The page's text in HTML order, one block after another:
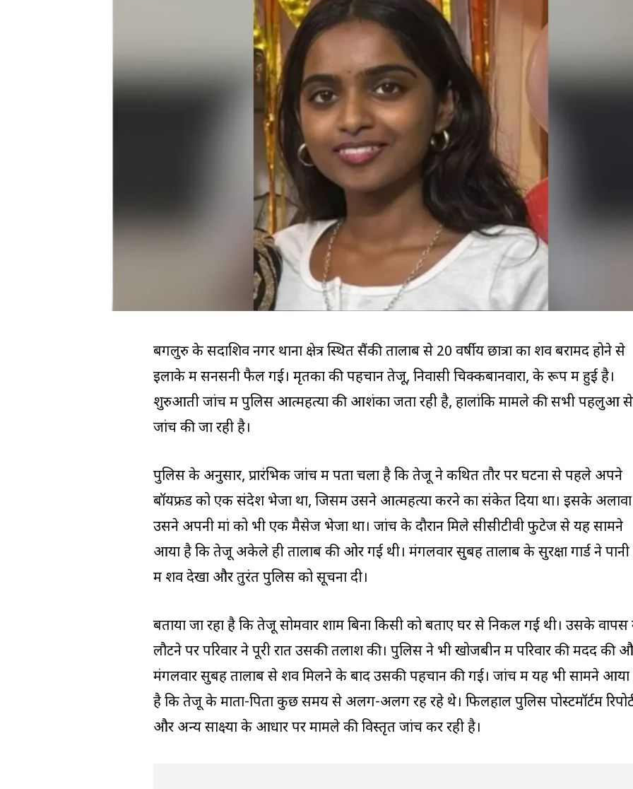
बेंगलुरु के सदाशिव नगर थाना क्षेत्र स्थित सैंकी तालाब से 20 वर्षीय छात्रा का शव बरामद होने से
इलाके में सनसनी फैल गई। मृतका की पहचान तेजू, निवासी चिक्कबानवारा, के रूप में हुई है।
शुरुआती जांच में पुलिस आत्महत्या की आशंका जता रही है, हालांकि मामले की सभी पहलुओं से
जांच की जा रही है।
पुलिस के अनुसार, प्रारंभिक जांच में पता चला है कि तेजू ने कथित तौर पर घटना से पहले अपने
बॉयफ्रेंड को एक संदेश भेजा था, जिसमें उसने आत्महत्या करने का संकेत दिया था। इसके अलावा
उसने अपनी मां को भी एक मैसेज भेजा था। जांच के दौरान मिले सीसीटीवी फुटेज से यह सामने
आया है कि तेजू अकेले ही तालाब की ओर गई थी। मंगलवार सुबह तालाब के सुरक्षा गार्ड ने पानी
में शव देखा और तुरंत पुलिस को सूचना दी।
बताया जा रहा है कि तेजू सोमवार शाम बिना किसी को बताए घर से निकल गई थी। उसके वापस
लौटने पर परिवार ने पूरी रात उसकी तलाश की। पुलिस ने भी खोजबीन में परिवार की मदद की
मंगलवार सुबह तालाब से शव मिलने के बाद उसकी पहचान की गई। जांच में यह भी सामने आया
है कि तेजू के माता-पिता कुछ समय से अलग-अलग रह रहे थे। फिलहाल पुलिस पोस्टमॉर्टम
और अन्य साक्ष्यों के आधार पर मामले की विस्तृत जांच कर रही है।